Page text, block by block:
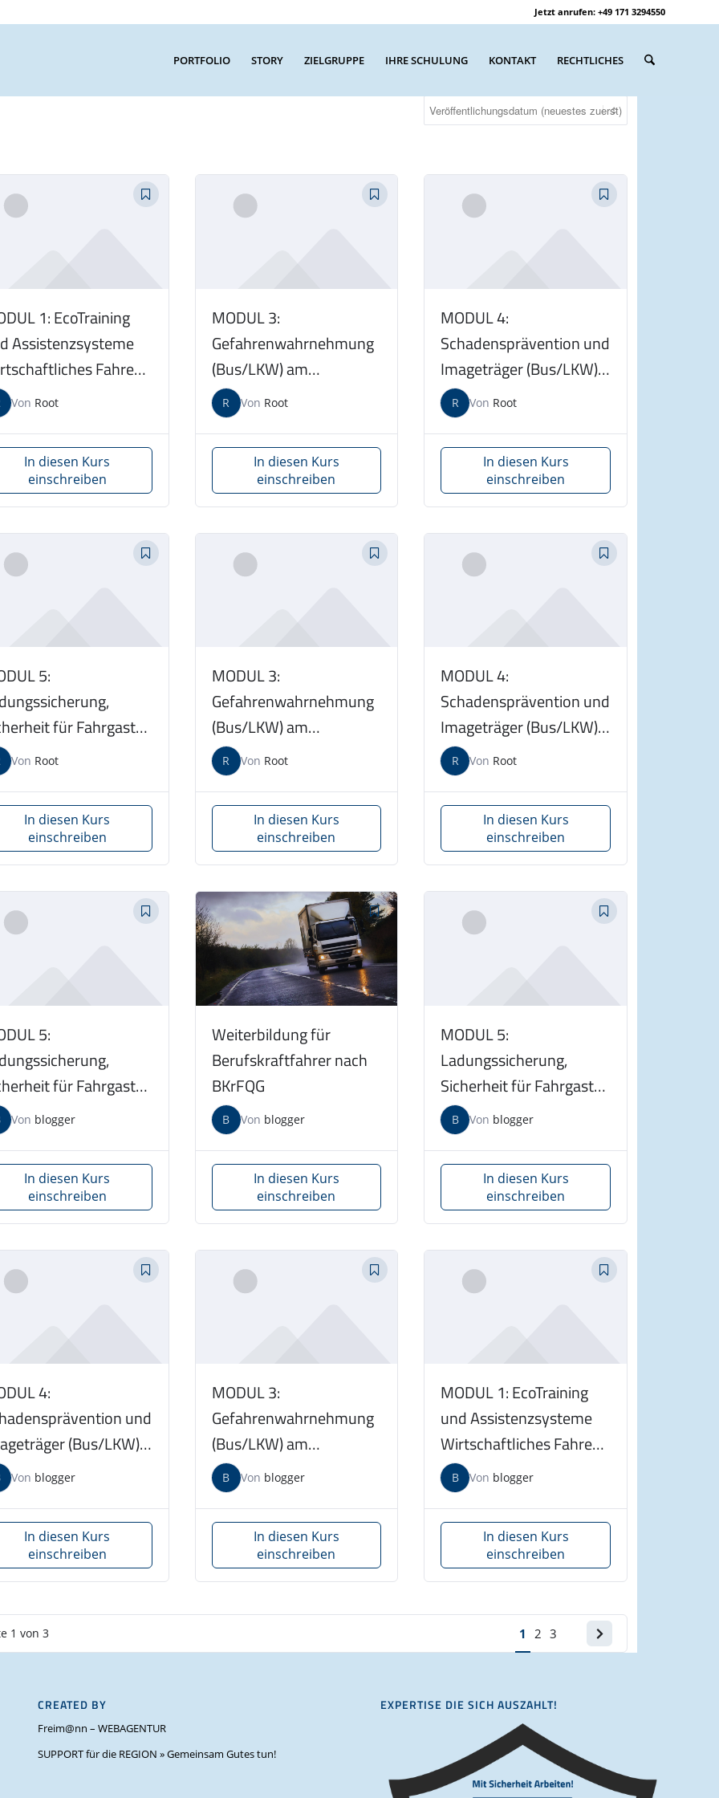
Jetzt anrufen: +49 171 3294550
PORTFOLIO STORY ZIELGRUPPE IHRE SCHULUNG KONTAKT RECHTLICHES
1: EcoTraining
Assistenzsysteme
Fahren
LKW) am
Von Root
In diesen Kurs
einschreiben
MODUL 3:
Gefahrenwahrnehmung
(Bus/LKW) am
07.11.2026
R Von Root
In diesen Kurs
einschreiben
MODUL 4:
Schadensprävention und
Imageträger (Bus/LKW)
am 13.11.2026
R Von Root
In diesen Kurs
einschreiben
5:
für Fahrgast
LKW) am
Von Root
In diesen Kurs
einschreiben
MODUL 3:
Gefahrenwahrnehmung
(Bus/LKW) am
24.10.2026
R Von Root
In diesen Kurs
einschreiben
MODUL 4:
Schadensprävention und
Imageträger (Bus/LKW)
am 12.09.2026
R Von Root
In diesen Kurs
einschreiben
5:
für Fahrgast
LKW) am
Von blogger
In diesen Kurs
einschreiben
Weiterbildung für
Berufskraftfahrer nach
BKrFQG
B Von blogger
In diesen Kurs
einschreiben
MODUL 5:
Ladungssicherung,
Sicherheit für Fahrgast
(Bus/LKW) am
15.11.2025
B Von blogger
In diesen Kurs
einschreiben
4:
und
(Bus/LKW)
14.11.2025
Von blogger
In diesen Kurs
einschreiben
MODUL 3:
Gefahrenwahrnehmung
(Bus/LKW) am
08.11.2025
B Von blogger
In diesen Kurs
einschreiben
MODUL 1: EcoTraining
und Assistenzsysteme
Wirtschaftliches Fahren
(Bus/LKW) am
07.11.2025
B Von blogger
In diesen Kurs
einschreiben
1 von 3 1 2 3
Nächste
CREATED BY
Freim@nn – WEBAGENTUR
SUPPORT für die REGION » Gemeinsam Gutes tun!
EXPERTISE DIE SICH AUSZAHLT!